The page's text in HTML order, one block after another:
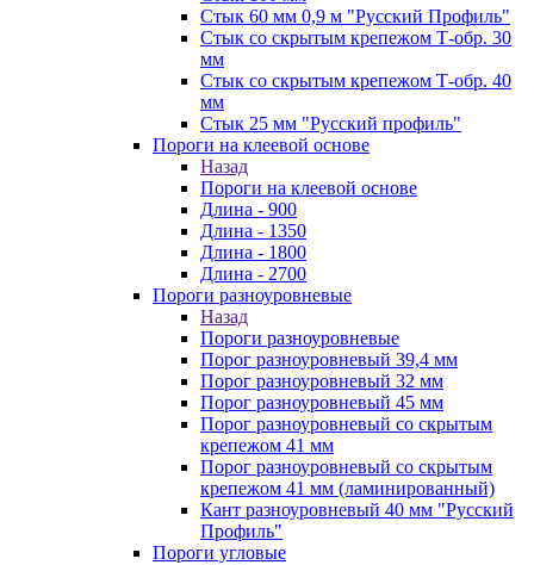
Стык 60 мм 0,9 м "Русский Профиль"
Стык со скрытым крепежом Т-обр. 30
мм
Стык со скрытым крепежом Т-обр. 40
мм
Стык 25 мм "Русский профиль"
Пороги на клеевой основе
Назад
Пороги на клеевой основе
Длина - 900
Длина - 1350
Длина - 1800
Длина - 2700
Пороги разноуровневые
Назад
Пороги разноуровневые
Порог разноуровневый 39,4 мм
Порог разноуровневый 32 мм
Порог разноуровневый 45 мм
Порог разноуровневый со скрытым
крепежом 41 мм
Порог разноуровневый со скрытым
крепежом 41 мм (ламинированный)
Кант разноуровневый 40 мм "Русский
Профиль"
Пороги угловые